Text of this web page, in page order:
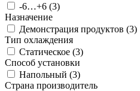
-6…+6 (3)
Назначение
Демонстрация продуктов (3)
Тип охлаждения
Статическое (3)
Способ установки
Напольный (3)
Страна производитель